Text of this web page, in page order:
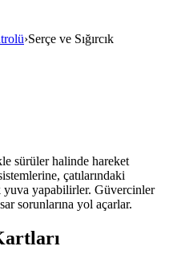
›Serçe ve Sığırcık
sürüler halinde hareket
çatılarındaki
yapabilirler. Güvercinler
sorunlarına yol açarlar.